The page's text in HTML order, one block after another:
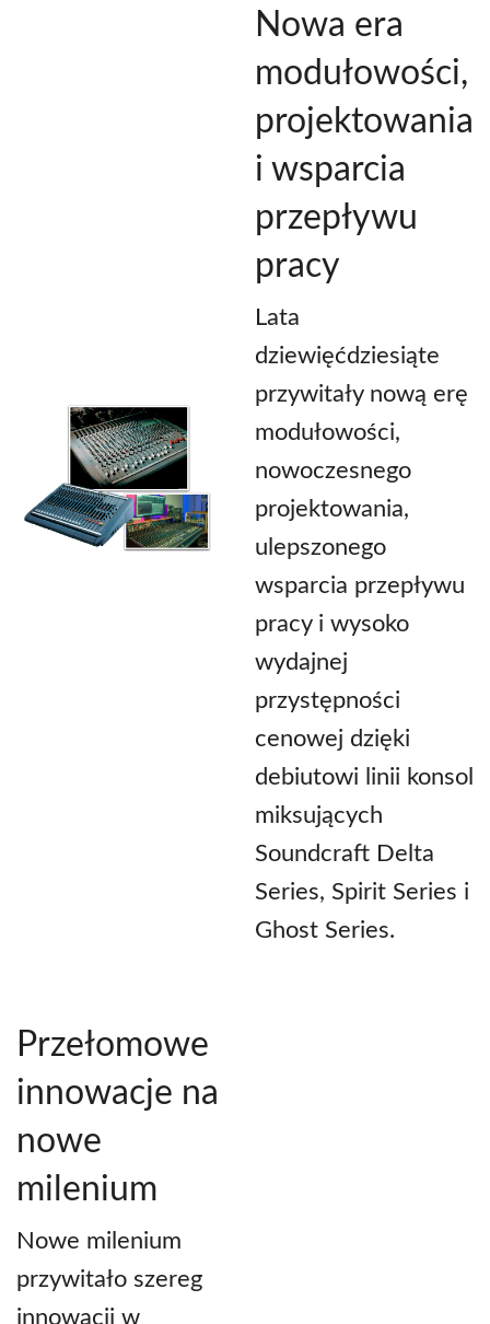
Nowa era
modułowości,
projektowania
i wsparcia
przepływu
pracy
Lata
dziewięćdziesiąte
przywitały nową erę
modułowości,
nowoczesnego
projektowania,
ulepszonego
wsparcia przepływu
pracy i wysoko
wydajnej
przystępności
cenowej dzięki
debiutowi linii konsol
miksujących
Soundcraft Delta
Series, Spirit Series i
Ghost Series.
Przełomowe
innowacje na
nowe
milenium
Nowe milenium
przywitało szereg
innowacji w